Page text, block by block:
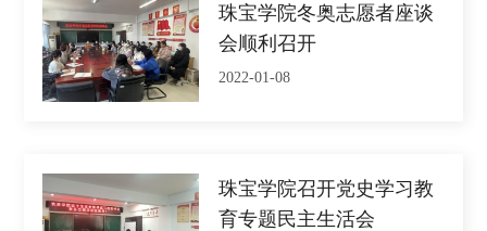
珠宝学院冬奥志愿者座谈
会顺利召开
2022-01-08
珠宝学院召开党史学习教
育专题民主生活会